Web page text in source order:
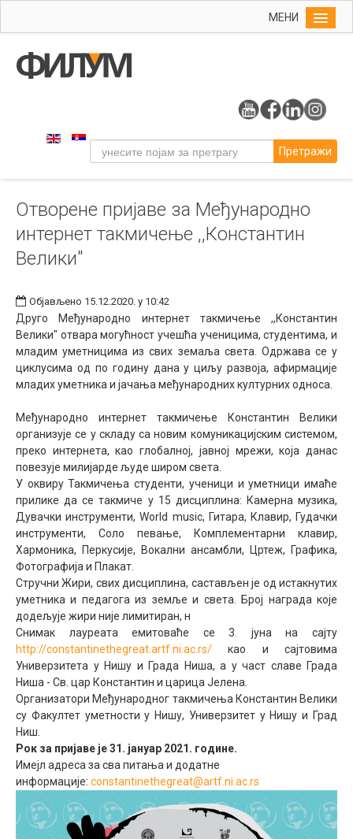
МЕНИ
Упис
Уметност
Музичка уметност
Примењена и ликовна уметност
Галерија
Библиотека
Студенти
Међународна
Претражи
Отворене пријаве за Међународно
интернет такмичење ,,Константин
Велики"
Објављено 15.12.2020. у 10:42
Друго Међународно интернет такмичење ,,Константин
Велики" отвара могућност учешћа ученицима, студентима, и
младим уметницима из свих земаља света. Одржава се у
циклусима од по годину дана у циљу развоја, афирмације
младих уметника и јачања међународних културних односа.
Међународно интернет такмичење Константин Велики
организује се у складу са новим комуникацијским системом,
преко интернета, као глобалној, јавној мрежи, која данас
повезује милијарде људе широм света.
У оквиру Такмичења студенти, ученици и уметници имаће
прилике да се такмиче у 15 дисциплина: Камерна музика,
Дувачки инструменти, World music, Гитара, Клавир, Гудачки
инструменти, Соло певање, Комплементарни клавир,
Хармоника, Перкусије, Вокални ансамбли, Цртеж, Графика,
Фотографија и Плакат.
Стручни Жири, свих дисциплина, састављен је од истакнутих
уметника и педагога из земље и света. Број награда које
додељује жири није лимитиран, н
Снимак лауреата емитоваће се 3. јуна на сајту
http://constantinethegreat.artf.ni.ac.rs/ као и сајтовима
Универзитета у Нишу и Града Ниша, а у част славе Града
Ниша - Св. цар Константин и царица Јелена.
Организатори Међународног такмичења Константин Велики
су Факултет уметности у Нишу, Универзитет у Нишу и Град
Ниш.
Рок за пријаве је 31. јануар 2021. године.
Имејл адреса за сва питања и додатне
информације: constantinethegreat@artf.ni.ac.rs